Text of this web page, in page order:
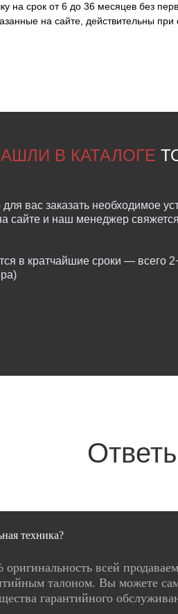
на срок от 6 до 36 месяцев без
на сайте, действительны
вас заказать необходимое
сайте и наш менеджер
в кратчайшие сроки — всего
В КАТАЛОГЕ
техника?
всей
талоном. Вы можете
гарантийного